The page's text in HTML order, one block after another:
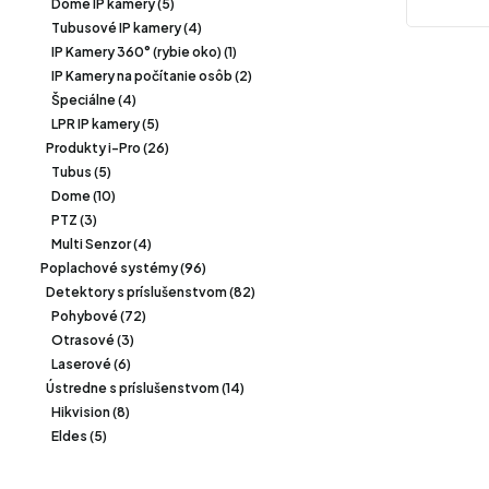
Dome IP kamery (5)
Tubusové IP kamery (4)
IP Kamery 360° (rybie oko) (1)
IP Kamery na počítanie osôb (2)
Špeciálne (4)
LPR IP kamery (5)
Produkty i-Pro (26)
Tubus (5)
Dome (10)
PTZ (3)
Multi Senzor (4)
Poplachové systémy (96)
Detektory s príslušenstvom (82)
Pohybové (72)
Otrasové (3)
Laserové (6)
Ústredne s príslušenstvom (14)
Hikvision (8)
Eldes (5)